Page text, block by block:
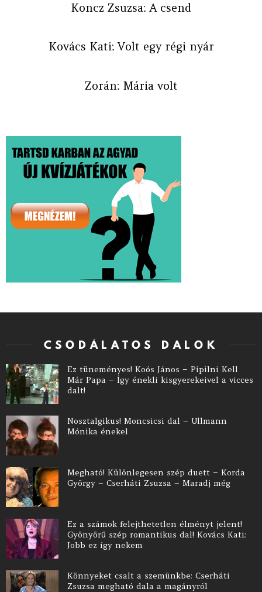
Koncz Zsuzsa: A csend
Kovács Kati: Volt egy régi nyár
Zorán: Mária volt
CSODÁLATOS DALOK
Ez tüneményes! Koós János – Pipilni Kell
Már Papa – Így énekli kisgyerekeivel a vicces
dalt!
Nosztalgikus! Moncsicsi dal – Ullmann
Mónika énekel
Megható! Különlegesen szép duett – Korda
György – Cserháti Zsuzsa – Maradj még
Ez a számok felejthetetlen élményt jelent!
Gyönyörű szép romantikus dal! Kovács Kati:
Jobb ez így nekem
Könnyeket csalt a szemünkbe: Cserháti
Zsuzsa megható dala a magányról